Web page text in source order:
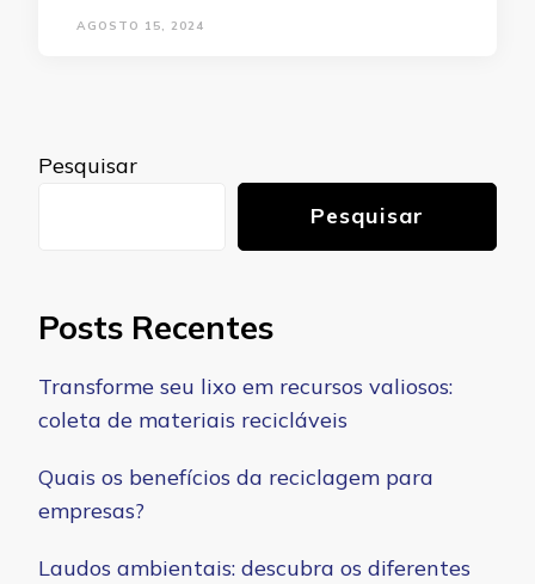
AGOSTO 15, 2024
Pesquisar
Pesquisar
Posts Recentes
Transforme seu lixo em recursos valiosos:
coleta de materiais recicláveis
Quais os benefícios da reciclagem para
empresas?
Laudos ambientais: descubra os diferentes